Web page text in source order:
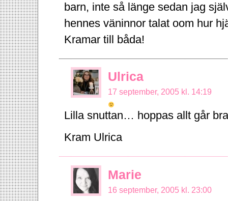
barn, inte så länge sedan jag
hennes väninnor talat oom hur
Kramar till båda!
Ulrica
17 september, 2005 kl. 14:19
Lilla snuttan… hoppas allt går
Kram Ulrica
Marie
16 september, 2005 kl. 23:00